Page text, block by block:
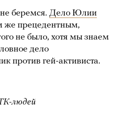
беремся. Дело Юлии
же прецедентным,
не было, хотя мы знаем
дело
против гей-активиста.
людей